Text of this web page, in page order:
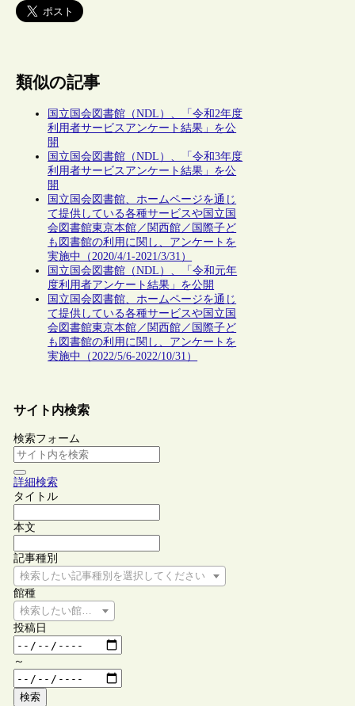
類似の記事
国立国会図書館（NDL）、「令和2年度
利用者サービスアンケート結果」を公
開
国立国会図書館（NDL）、「令和3年度
利用者サービスアンケート結果」を公
開
国立国会図書館、ホームページを通じ
て提供している各種サービスや国立国
会図書館東京本館／関西館／国際子ど
も図書館の利用に関し、アンケートを
実施中（2020/4/1-2021/3/31）
国立国会図書館（NDL）、「令和元年
度利用者アンケート結果」を公開
国立国会図書館、ホームページを通じ
て提供している各種サービスや国立国
会図書館東京本館／関西館／国際子ど
も図書館の利用に関し、アンケートを
実施中（2022/5/6-2022/10/31）
サイト内検索
検索フォーム
詳細検索
タイトル
本文
記事種別
検索したい記事種別を選択してください
館種
検索したい館種を選択してください
投稿日
～
検索